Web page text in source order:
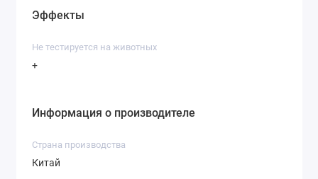
Эффекты
Не тестируется на животных
+
Информация о производителе
Страна производства
Китай